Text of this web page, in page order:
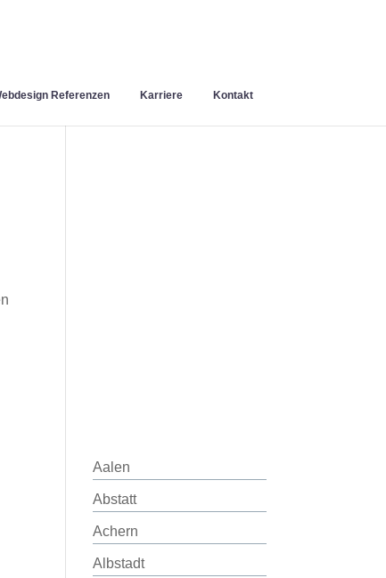
Referenzen Karriere Kontakt
Aalen
Abstatt
Achern
Albstadt